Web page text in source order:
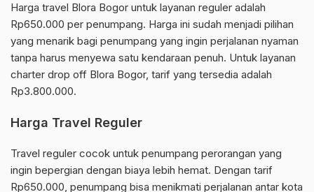
Harga travel Blora Bogor untuk layanan reguler adalah
Rp650.000 per penumpang. Harga ini sudah menjadi pilihan
yang menarik bagi penumpang yang ingin perjalanan nyaman
tanpa harus menyewa satu kendaraan penuh. Untuk layanan
charter drop off Blora Bogor, tarif yang tersedia adalah
Rp3.800.000.
Harga Travel Reguler
Travel reguler cocok untuk penumpang perorangan yang
ingin bepergian dengan biaya lebih hemat. Dengan tarif
Rp650.000, penumpang bisa menikmati perjalanan antar kota